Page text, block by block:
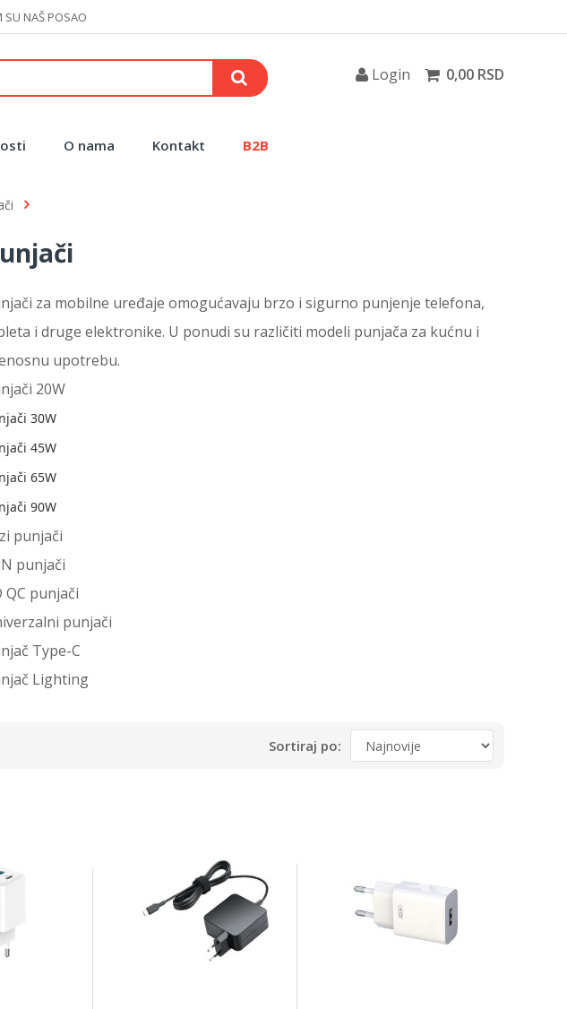
SU NAŠ POSAO
Login 0,00 RSD
O nama Kontakt B2B
za mobilne uređaje omogućavaju brzo i sigurno punjenje telefona,
i druge elektronike. U ponudi su različiti modeli punjača za kućnu i
upotrebu.
20W
30W
45W
65W
90W
punjači
punjači
QC punjači
punjači
Type-C
Lighting
Sortiraj po: